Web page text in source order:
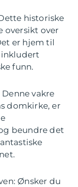
historiske
oversikt over
er hjem til
funn.
vakre
domkirke, er
beundre det
Ønsker du